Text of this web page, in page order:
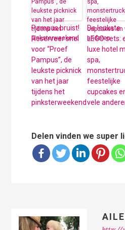
Pampus bruist!
Reserveer snel
voor “Proef
Pampus”, de
leukste picknick
van het jaar
tijdens het
pinksterweekend
De leukste
LEGO sets:
luxe hotel
spa,
feestelijke
cupcakes
vele
Delen vinden we super